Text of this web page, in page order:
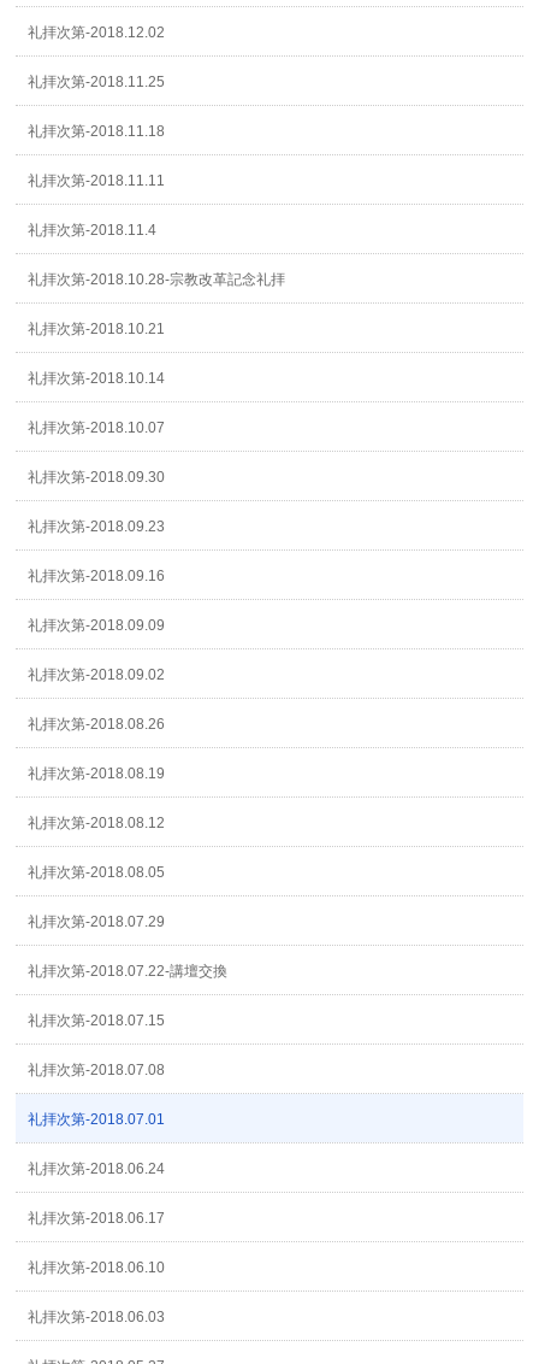
礼拝次第-2018.12.02
礼拝次第-2018.11.25
礼拝次第-2018.11.18
礼拝次第-2018.11.11
礼拝次第-2018.11.4
礼拝次第-2018.10.28-宗教改革記念礼拝
礼拝次第-2018.10.21
礼拝次第-2018.10.14
礼拝次第-2018.10.07
礼拝次第-2018.09.30
礼拝次第-2018.09.23
礼拝次第-2018.09.16
礼拝次第-2018.09.09
礼拝次第-2018.09.02
礼拝次第-2018.08.26
礼拝次第-2018.08.19
礼拝次第-2018.08.12
礼拝次第-2018.08.05
礼拝次第-2018.07.29
礼拝次第-2018.07.22-講壇交換
礼拝次第-2018.07.15
礼拝次第-2018.07.08
礼拝次第-2018.07.01
礼拝次第-2018.06.24
礼拝次第-2018.06.17
礼拝次第-2018.06.10
礼拝次第-2018.06.03